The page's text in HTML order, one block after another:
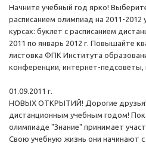
Начните учебный год ярко!
расписанием олимпиад на 2011-2012
курсах: буклет с расписанием
2011 по январь 2012 г. Повышайте
листовка ФПК Института
конференции, интернет-
01.09.2011 г.
НОВЫХ ОТКРЫТИЙ! Дорогие
дистанционным учебным годом!
олимпиаде "Знание" принимает
Свою учебную жизнь они начинают